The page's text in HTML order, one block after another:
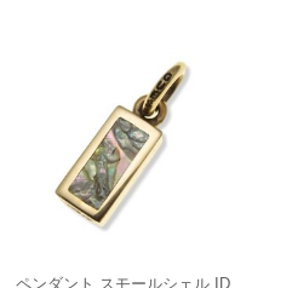
ペンダント スモールシェル ID